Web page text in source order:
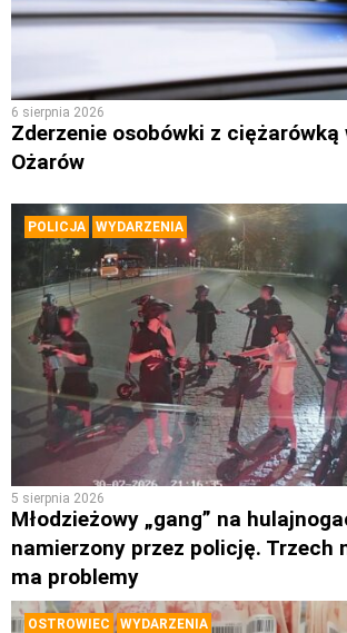
6 sierpnia 2026
Zderzenie osobówki z ciężarówką
Ożarów
POLICJA WYDARZENIA
5 sierpnia 2026
Młodzieżowy „gang” na
namierzony przez policję. Trzech
ma problemy
OSTROWIEC WYDARZENIA